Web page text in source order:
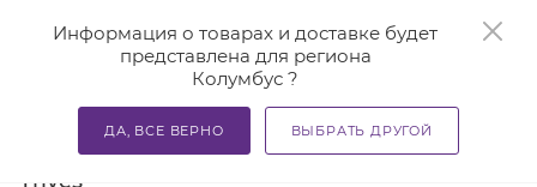
Информация о товарах и доставке будет
представлена для региона
Колумбус ?
ДА, ВСЕ ВЕРНО ВЫБРАТЬ ДРУГОЙ
Главная — Каталог — Бандажи и корсеты — Бандажи
Бандаж послеоперационный Т-1346
Trives